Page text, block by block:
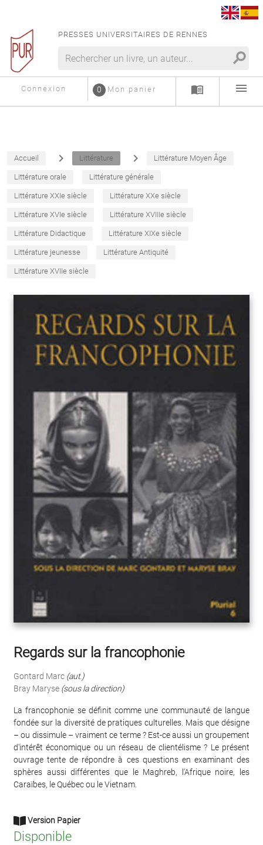
PRESSES UNIVERSITAIRES DE RENNES
search
Connexion Mon panier
0 menu_book menu
Accueil navigate_next Littérature navigate_next Littérature Moyen Âge
Littérature orale Littérature générale
Littérature XXIe siècle Littérature XXe siècle
Littérature XVIe siècle Littérature XVIIIe siècle
Littérature Didactique Littérature XIXe siècle
Littérature jeunesse Littérature Antiquité
Littérature XVIIe siècle
Regards sur la francophonie
Gontard Marc (aut.)
Bray Maryse (sous la direction)
La francophonie se définit comme une communauté de langue
fondée sur la diversité de pratiques culturelles. Mais que désigne
– ou dissimule – vraiment ce terme ? Est-ce aussi un groupement
d'intérêt économique ou un réseau de clientélisme ? Le présent
ouvrage tente de répondre à ces questions en examinant des
sphères aussi différentes que le Maghreb, l'Afrique noire, les
Caraïbes, le Québec ou le Vietnam.
Version Papier
Disponible